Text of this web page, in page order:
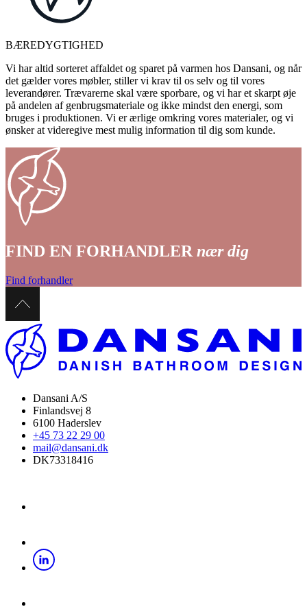
BÆREDYGTIGHED
Vi har altid sorteret affaldet og sparet på varmen hos Dansani, og når
det gælder vores møbler, stiller vi krav til os selv og til vores
leverandører. Trævarerne skal være sporbare, og vi har et skarpt øje
på andelen af genbrugsmateriale og ikke mindst den energi, som
bruges i produktionen. Vi er ærlige omkring vores materialer, og vi
ønsker at videregive mest mulig information til dig som kunde.
FIND EN FORHANDLER nær dig
Find forhandler
Dansani A/S
Finlandsvej 8
6100 Haderslev
+45 73 22 29 00
mail@dansani.dk
DK73318416